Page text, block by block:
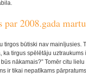
par 2008.gada martu
tirgos būtiski nav
tirgus spēlētāju
nākamais?” Tomēr citu
ir tikai nepatīkams